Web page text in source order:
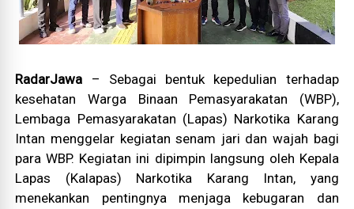
RadarJawa – Sebagai bentuk kepedulian terhadap
kesehatan Warga Binaan Pemasyarakatan (WBP),
Lembaga Pemasyarakatan (Lapas) Narkotika Karang
Intan menggelar kegiatan senam jari dan wajah bagi
para WBP. Kegiatan ini dipimpin langsung oleh Kepala
Lapas (Kalapas) Narkotika Karang Intan, yang
menekankan pentingnya menjaga kebugaran dan